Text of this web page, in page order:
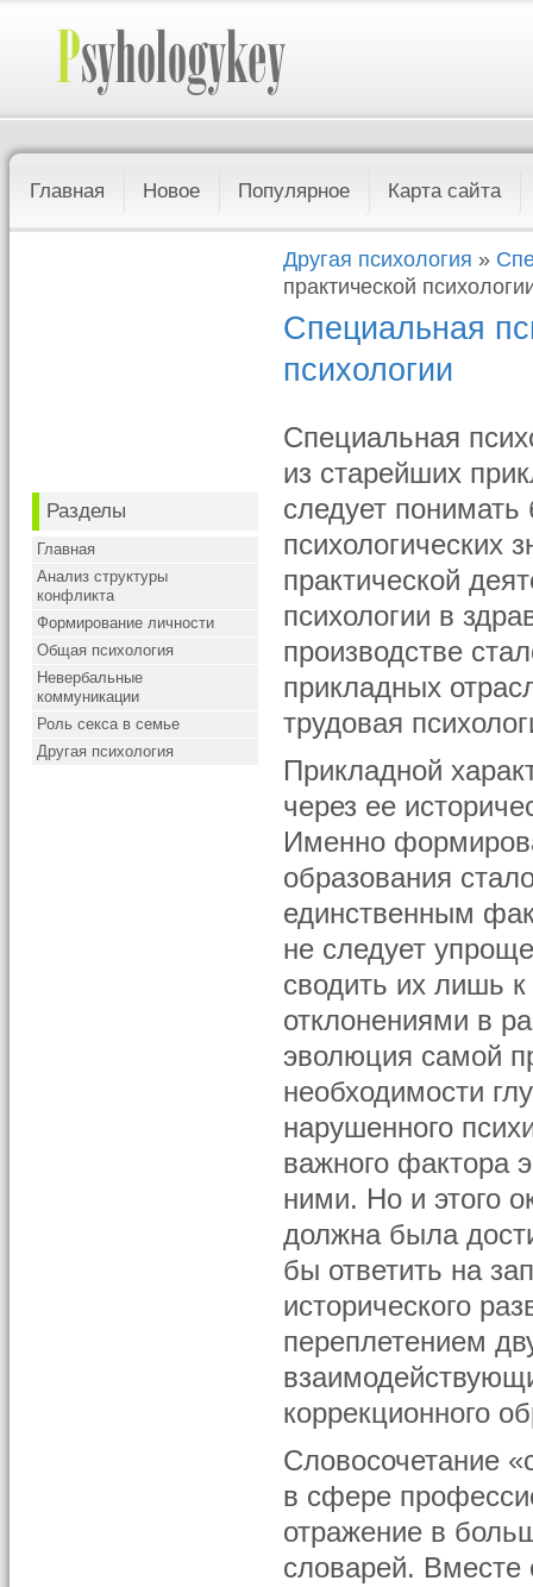
Главная Новое Популярное Карта сайта
Разделы
Главная
Анализ структуры
конфликта
Формирование личности
Общая психология
Невербальные
коммуникации
Роль секса в семье
Другая психология
Другая психология »
практической
Специальная
психологии
Специальная
из старейших
следует понимать
психологических
практической
психологии в
производстве
прикладных
трудовая
Прикладной
через ее
Именно
образования
единственным
не следует
сводить их лишь
отклонениями в
эволюция самой
необходимости
нарушенного
важного фактора
ними. Но и этого
должна была
бы ответить на
исторического
переплетением
коррекционного
Словосочетание
в сфере
отражение в
словарей. Вместе